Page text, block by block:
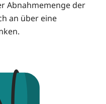
Abnahmemenge der
an über eine